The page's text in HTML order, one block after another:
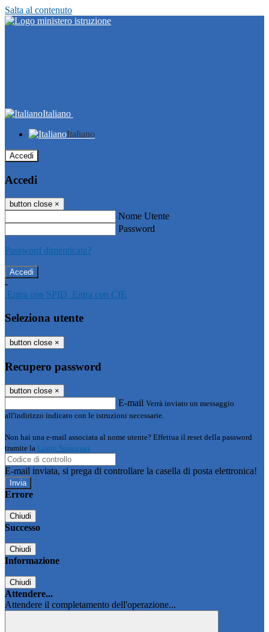
Salta al contenuto
Italiano
Italiano
Accedi
Accedi
button close ×
Nome Utente
Password
Password dimenticata?
-
Entra con SPID Entra con CIE
Seleziona utente
button close ×
Recupero password
button close ×
E-mail Verrà inviato un messaggio
all'indirizzo indicato con le istruzioni necessarie.
Non hai una e-mail associata al nome utente? Effettua il reset della password
tramite la Login Spaggiari
E-mail inviata, si prega di controllare la casella di posta elettronica!
Errore
Chiudi
Successo
Chiudi
Informazione
Chiudi
Attendere...
Attendere il completamento dell'operazione...